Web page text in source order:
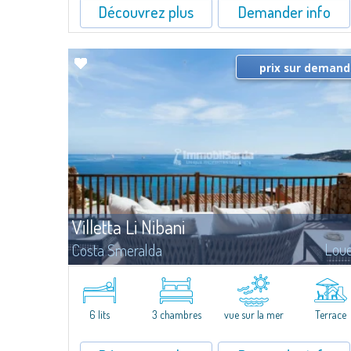
Découvrez plus Demander info
Villetta Li Nibani
Costa Smeralda
​A few steps from the Bay of Piccolo Pevero, Villetta Li Nibani is
located in a quiet condo with breathtaking views of the sea of
Costa Smeralda, in a strategic position to reach the beach in a few
minutes' walk.The...
prix sur
6 lits 3 chambres vue sur la mer Terrace